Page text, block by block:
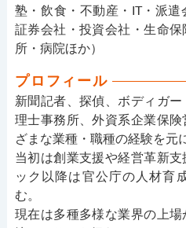
塾・飲食・不動産・IT・派
証券会社・投資会社・生命
所・病院ほか）
プロフィール
新聞記者、探偵、ボディガ
理士事務所、外資系企業保
ざまな業種・職種の経験を元
当初は創業支援や経営革新
ック以降は官公庁の人材育
む。
現在は多種多様な業界の上